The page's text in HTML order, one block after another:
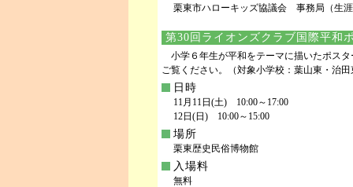
栗東市ハローキッズ協議会 事務局（生
第30回ライオンズクラブ国際平和
小学６年生が平和をテーマに描いたポス
ご覧ください。（対象小学校：葉山東・治
日時
11月11日(土) 10:00～17:00
12日(日) 10:00～15:00
場所
栗東歴史民俗博物館
入場料
無料